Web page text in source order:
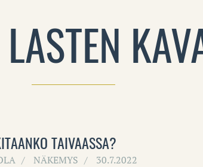
TAIVAASSA?
NÄKEMYS 30.7.2022